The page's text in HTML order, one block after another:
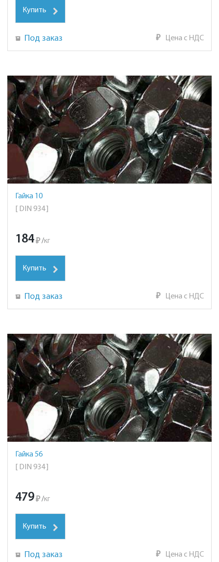
Купить
Под заказ ₽ Цена с НДС
Гайка 10
[ DIN 934 ]
184₽ /кг
Купить
Под заказ ₽ Цена с НДС
Гайка 56
[ DIN 934 ]
479₽ /кг
Купить
Под заказ ₽ Цена с НДС